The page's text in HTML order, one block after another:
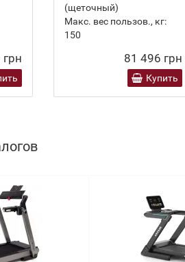
(щеточный)
Макс. вес пользов., кг:
150
81 496 грн
Купить